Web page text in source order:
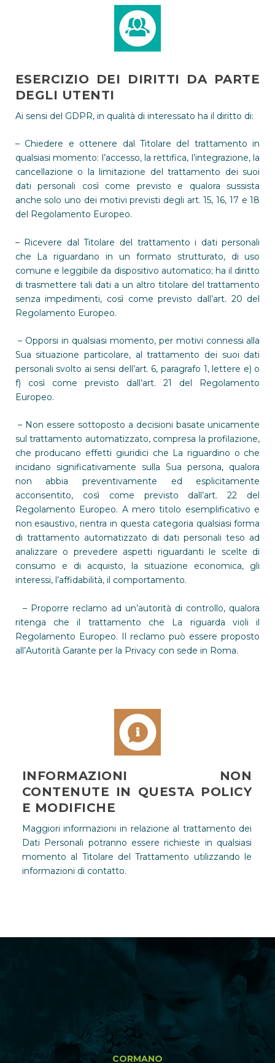
ESERCIZIO DEI DIRITTI DA PARTE
DEGLI UTENTI
Ai sensi del GDPR, in qualità di interessato ha il diritto di:
– Chiedere e ottenere dal Titolare del trattamento in
qualsiasi momento: l’accesso, la rettifica, l’integrazione, la
cancellazione o la limitazione del trattamento dei suoi
dati personali così come previsto e qualora sussista
anche solo uno dei motivi previsti degli art. 15, 16, 17 e 18
del Regolamento Europeo.
– Ricevere dal Titolare del trattamento i dati personali
che La riguardano in un formato strutturato, di uso
comune e leggibile da dispositivo automatico; ha il diritto
di trasmettere tali dati a un altro titolare del trattamento
senza impedimenti, così come previsto dall’art. 20 del
Regolamento Europeo.
– Opporsi in qualsiasi momento, per motivi connessi alla
Sua situazione particolare, al trattamento dei suoi dati
personali svolto ai sensi dell’art. 6, paragrafo 1, lettere e) o
f) così come previsto dall’art. 21 del Regolamento
Europeo.
– Non essere sottoposto a decisioni basate unicamente
sul trattamento automatizzato, compresa la profilazione,
che producano effetti giuridici che La riguardino o che
incidano significativamente sulla Sua persona, qualora
non abbia preventivamente ed esplicitamente
acconsentito, così come previsto dall’art. 22 del
Regolamento Europeo. A mero titolo esemplificativo e
non esaustivo, rientra in questa categoria qualsiasi forma
di trattamento automatizzato di dati personali teso ad
analizzare o prevedere aspetti riguardanti le scelte di
consumo e di acquisto, la situazione economica, gli
interessi, l’affidabilità, il comportamento.
– Proporre reclamo ad un’autorità di controllo, qualora
ritenga che il trattamento che La riguarda violi il
Regolamento Europeo. Il reclamo può essere proposto
all’Autorità Garante per la Privacy con sede in Roma.
INFORMAZIONI NON
CONTENUTE IN QUESTA POLICY
E MODIFICHE
Maggiori informazioni in relazione al trattamento dei
Dati Personali potranno essere richieste in qualsiasi
momento al Titolare del Trattamento utilizzando le
informazioni di contatto.
CORMANO